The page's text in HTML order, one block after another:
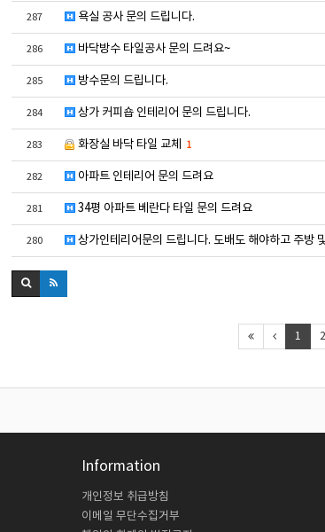
287 욕실 공사 문의 드립니다.
286 바닥방수 타일공사 문의 드려요~
285 방수문의 드립니다.
284 상가 커피숍 인테리어 문의 드립니다.
283 화장실 바닥 타일 교체 1
282 아파트 인테리어 문의 드려요
281 34평 아파트 베란다 타일 문의 드려요
280 상가인테리어문의 드립니다. 도배도 해야하고 주방
1 2
Information
개인정보 취급방침
이메일 무단수집거부